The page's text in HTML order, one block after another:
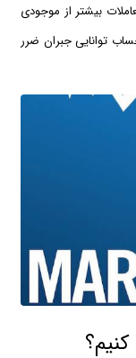
بیشتر از موجودی
توانایی جبران ضرر